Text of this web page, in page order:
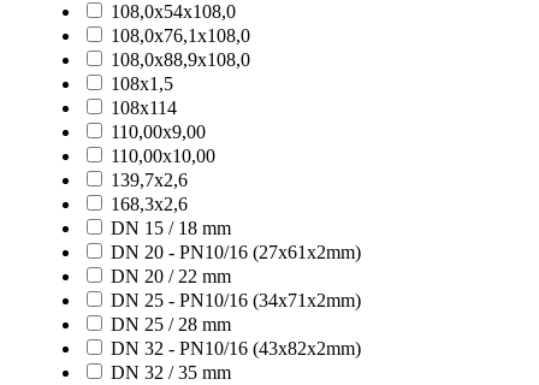
108,0x54x108,0
108,0x76,1x108,0
108,0x88,9x108,0
108x1,5
108x114
110,00x9,00
110,00x10,00
139,7x2,6
168,3x2,6
DN 15 / 18 mm
DN 20 - PN10/16 (27x61x2mm)
DN 20 / 22 mm
DN 25 - PN10/16 (34x71x2mm)
DN 25 / 28 mm
DN 32 - PN10/16 (43x82x2mm)
DN 32 / 35 mm